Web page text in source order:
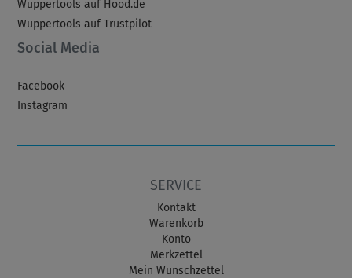
Wuppertools auf Hood.de
Wuppertools auf Trustpilot
Social Media
Facebook
Instagram
SERVICE
Kontakt
Warenkorb
Konto
Merkzettel
Mein Wunschzettel